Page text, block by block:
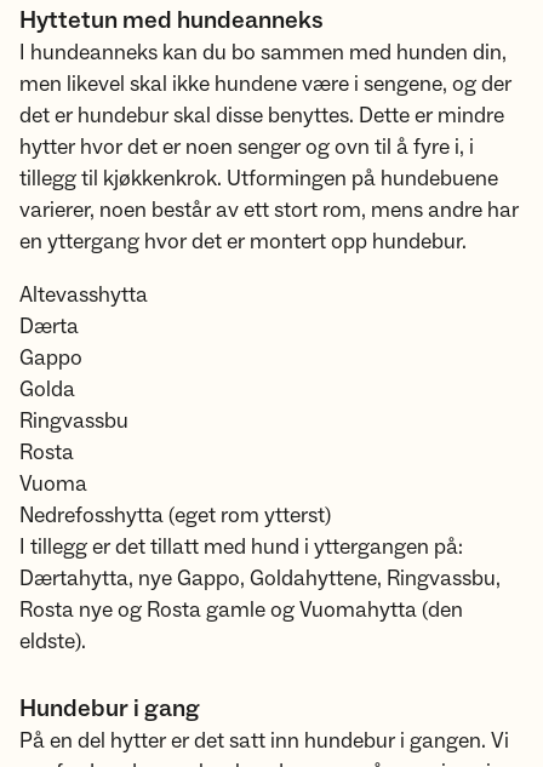
Hyttetun med hundeanneks
I hundeanneks kan du bo sammen med hunden din,
men likevel skal ikke hundene være i sengene, og der
det er hundebur skal disse benyttes. Dette er mindre
hytter hvor det er noen senger og ovn til å fyre i, i
tillegg til kjøkkenkrok. Utformingen på hundebuene
varierer, noen består av ett stort rom, mens andre har
en yttergang hvor det er montert opp hundebur.
Altevasshytta
Dærta
Gappo
Golda
Ringvassbu
Rosta
Vuoma
Nedrefosshytta (eget rom ytterst)
I tillegg er det tillatt med hund i yttergangen på:
Dærtahytta, nye Gappo, Goldahyttene, Ringvassbu,
Rosta nye og Rosta gamle og Vuomahytta (den
eldste).
Hundebur i gang
På en del hytter er det satt inn hundebur i gangen. Vi